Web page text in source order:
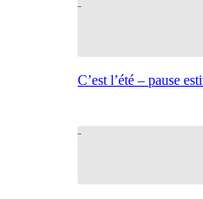
C’est l’été – pause